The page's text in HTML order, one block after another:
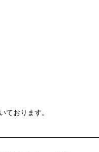
ております。